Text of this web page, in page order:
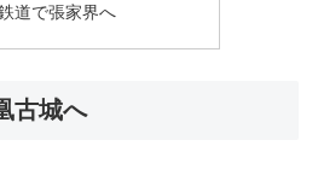
道で張家界へ
古城へ